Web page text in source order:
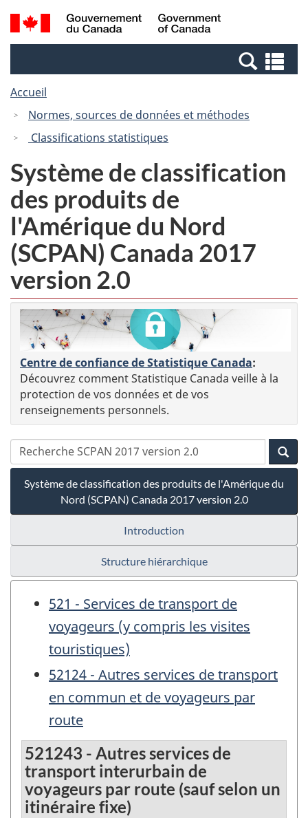
Passer
au
Passer
au
Passer
à
Canada
Recherche
et
et
Accueil
Normes, sources de données et méthodes
Classifications statistiques
Système de classification
des produits de
l'Amérique du Nord
(SCPAN) Canada 2017
version 2.0
Centre de confiance de Statistique Canada:
Découvrez comment Statistique Canada veille à la
protection de vos données et de vos
renseignements personnels.
Système de classification des produits de l'Amérique du
Nord (SCPAN) Canada 2017 version 2.0
Introduction
Structure hiérarchique
521 - Services de transport de
voyageurs (y compris les visites
touristiques)
52124 - Autres services de transport
en commun et de voyageurs par
route
521243 - Autres services de
transport interurbain de
voyageurs par route (sauf selon un
itinéraire fixe)